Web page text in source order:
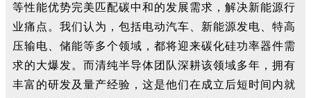
等性能优势完美匹配碳中和的发展需求，解决新能源行
业痛点。我们认为，包括电动汽车、新能源发电、特高
压输电、储能等多个领域，都将迎来碳化硅功率器件需
求的大爆发。而清纯半导体团队深耕该领域多年，拥有
丰富的研发及量产经验，这是他们在成立后短时间内就